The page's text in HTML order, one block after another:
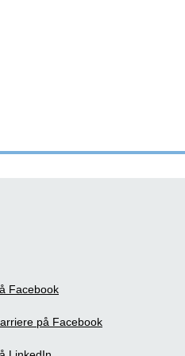
Facebook
på Facebook